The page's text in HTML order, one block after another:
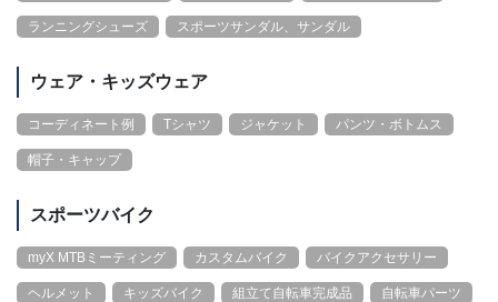
ランニングシューズ スポーツサンダル、サンダル
ウェア・キッズウェア
コーディネート例 Tシャツ ジャケット パンツ・ボトムス
帽子・キャップ
スポーツバイク
myX MTBミーティング カスタムバイク バイクアクセサリー
ヘルメット キッズバイク 組立て自転車完成品 自転車パーツ